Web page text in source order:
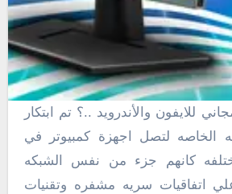
الخاصه لتصل اجهزة كمبيوتر في
كانهم جزء من نفس الشبكه
علي اتفاقيات سريه مشفره وتقنيات